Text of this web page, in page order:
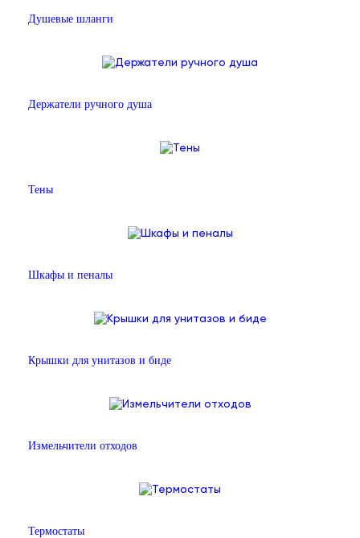
Душевые шланги
Держатели ручного душа
Тены
Шкафы и пеналы
Крышки для унитазов и биде
Измельчители отходов
Термостаты